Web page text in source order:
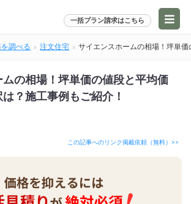
一括プラン請求はこちら
調べる 注文住宅 サイエンスホームの相場！坪単
の相場！坪単価の値段と平均価
？施工事例もご紹介！
この記事へのリンク掲載依頼（無料）>>